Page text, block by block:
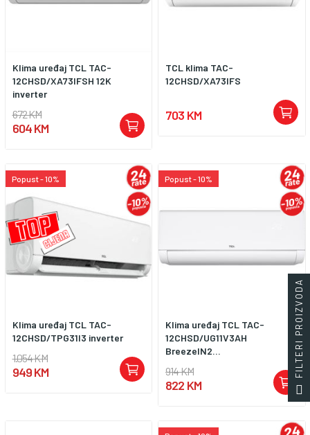
Klima uređaj TCL TAC-
12CHSD/XA73IFSH 12K
inverter
672 KM
604 KM
TCL klima TAC-
12CHSD/XA73IFS
703 KM
Popust - 10%
Klima uređaj TCL TAC-
12CHSD/TPG31I3 inverter
1.054 KM
949 KM
Popust - 10%
Klima uređaj TCL TAC-
12CHSD/UG11V3AH
BreezeIN2...
914 KM
822 KM
FILTERI PROIZVODA